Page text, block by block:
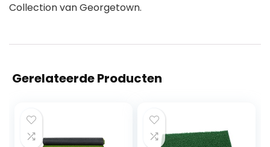
Collection van Georgetown.
Gerelateerde Producten